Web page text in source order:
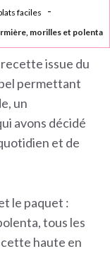
faciles
morilles et polenta
issue du
permettant
un
avons décidé
et de
le paquet :
tous les
haute en